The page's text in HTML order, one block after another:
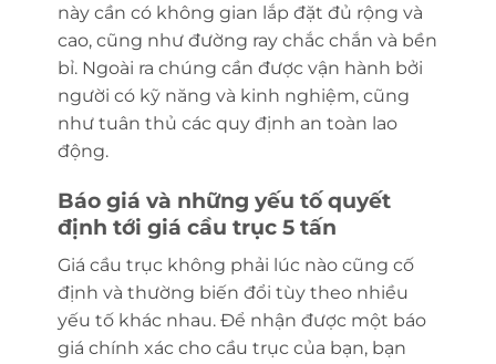
này cần có không gian lắp đặt đủ rộng và
cao, cũng như đường ray chắc chắn và bền
bỉ. Ngoài ra chúng cần được vận hành bởi
người có kỹ năng và kinh nghiệm, cũng
như tuân thủ các quy định an toàn lao
động.
Báo giá và những yếu tố quyết
định tới giá cầu trục 5 tấn
Giá cầu trục không phải lúc nào cũng cố
định và thường biến đổi tùy theo nhiều
yếu tố khác nhau. Để nhận được một báo
giá chính xác cho cầu trục của bạn, bạn